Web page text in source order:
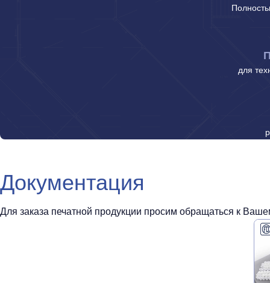
для
Документация
Для заказа печатной продукции просим обращаться к